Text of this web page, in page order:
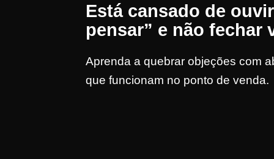
Está cansado de
pensar” e não fechar
Aprenda a quebrar objeções com
que funcionam no ponto de venda.